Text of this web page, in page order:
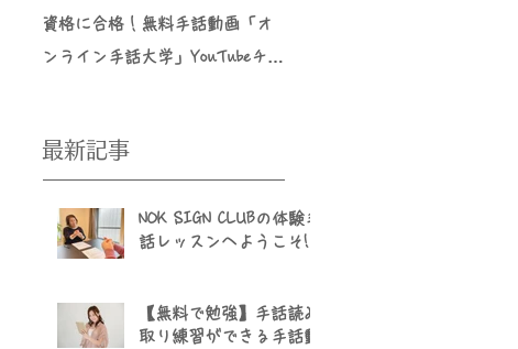
資格に合格！無料手話動画「オ
ンライン手話大学」YouTubeチャ
最新記事
NOK SIGN CLUBの体験手
話レッスンへようこそ!
【無料で勉強】手話読み
取り練習ができる手話動